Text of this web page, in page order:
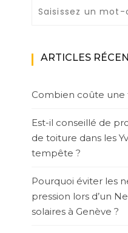
ARTICLES
Combien coûte une
Est-il conseillé de
de toiture dans les
tempête ?
Pourquoi éviter les
pression lors d’un
solaires à Genève ?